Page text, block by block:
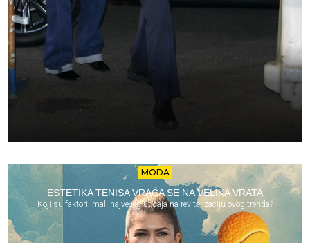
MODA
ESTETIKA TENISA VRAĆA SE NA VELIKA VRATA
Koji su faktori imali najvećeg uticaja na revitalizaciju ovog trenda?